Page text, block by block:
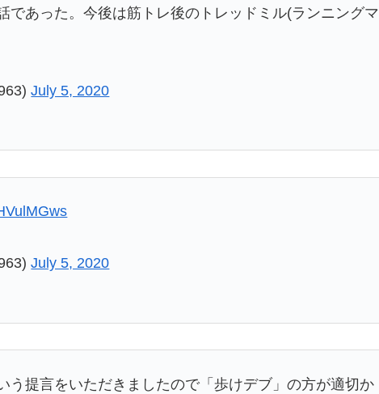
であった。今後は筋トレ後のトレッドミル(ランニングマ
July 5, 2020
July 5, 2020
う提言をいただきましたので「歩けデブ」の方が適切か